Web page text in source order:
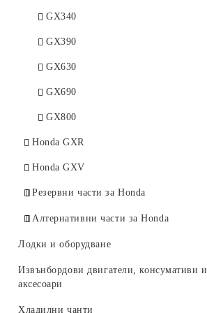
GX340
GX390
GX630
GX690
GX800
Honda GXR
Honda GXV
Резервни части за Honda
Бутала, Сегменти
Биели
Гарнитури
Алтернативни части за Honda
Въздушни филтри
Гарнитури
Лодки и оборудване
Надуваеми Highfield сгъваеми
Извънбордови двигатели, консумативи и
аксесоари
Honda 2 - 10 к.с.
Хладилни чанти